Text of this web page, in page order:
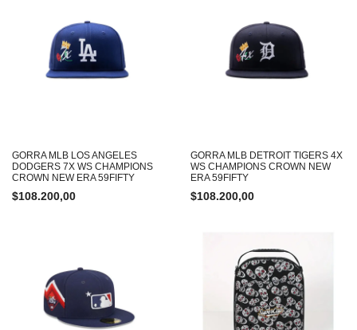
GORRA MLB LOS ANGELES
DODGERS 7X WS CHAMPIONS
CROWN NEW ERA 59FIFTY
$108.200,00
GORRA MLB DETROIT TIGERS 4X
WS CHAMPIONS CROWN NEW
ERA 59FIFTY
$108.200,00